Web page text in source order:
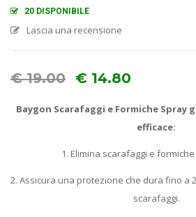
20 DISPONIBILE
Lascia una recensione
€19.00 € 14.80
Baygon Scarafaggi e Formiche Spray
efficace:
1. Elimina scarafaggi e
2. Assicura una protezione che dura fino a
scarafaggi.